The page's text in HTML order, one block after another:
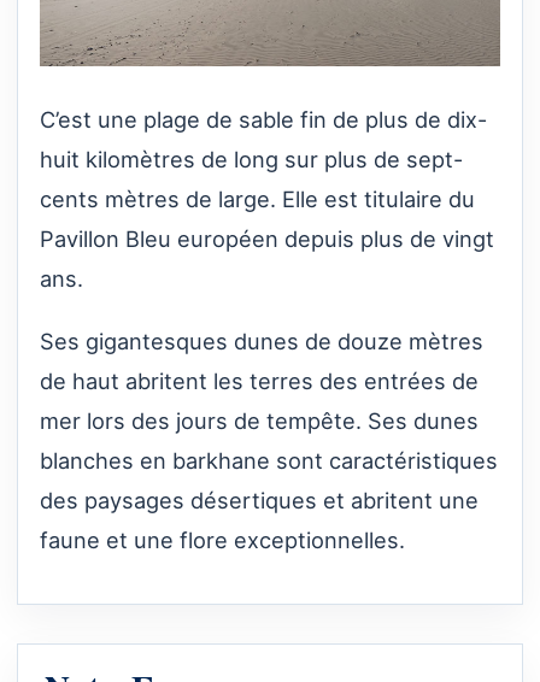
C’est une plage de sable fin de plus de dix-
huit kilomètres de long sur plus de sept-
cents mètres de large. Elle est titulaire du
Pavillon Bleu européen depuis plus de vingt
ans.
Ses gigantesques dunes de douze mètres
de haut abritent les terres des entrées de
mer lors des jours de tempête. Ses dunes
blanches en barkhane sont caractéristiques
des paysages désertiques et abritent une
faune et une flore exceptionnelles.